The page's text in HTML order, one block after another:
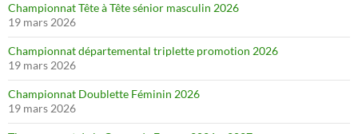
Championnat Tête à Tête sénior masculin 2026
19 mars 2026
Championnat départemental triplette promotion 2026
19 mars 2026
Championnat Doublette Féminin 2026
19 mars 2026